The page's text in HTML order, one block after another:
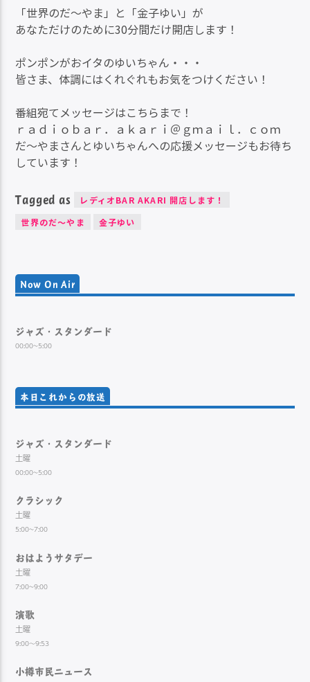
「世界のだ～やま」と「金子ゆい」が
あなただけのために30分間だけ開店します！
ポンポンがおイタのゆいちゃん・・・
皆さま、体調にはくれぐれもお気をつけください！
番組宛てメッセージはこちらまで！
ｒａｄｉｏｂａｒ．ａｋａｒｉ＠ｇｍａｉｌ．ｃｏｍ
だ～やまさんとゆいちゃんへの応援メッセージもお待ち
しています！
Tagged as
レディオBAR AKARI 開店します！
世界のだ～やま
金子ゆい
Now On Air
ジャズ・スタンダード
00:00~5:00
本日これからの放送
ジャズ・スタンダード
土曜
00:00~5:00
クラシック
土曜
5:00~7:00
おはようサタデー
土曜
7:00~9:00
演歌
土曜
9:00～9:53
小樽市民ニュース